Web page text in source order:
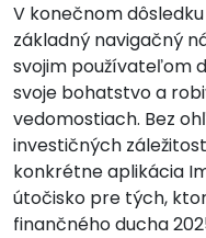
V konečnom
základný navigačný
svojim používateľom
svoje bohatstvo a
vedomostiach. Bez
investičných
konkrétne aplikácia
útočisko pre tých,
finančného ducha